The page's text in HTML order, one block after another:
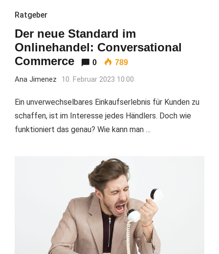
Ratgeber
Der neue Standard im
Onlinehandel: Conversational
Commerce
0 789
Ana Jimenez 10. Februar 2023 10:00
Ein unverwechselbares Einkaufserlebnis für Kunden zu
schaffen, ist im Interesse jedes Händlers. Doch wie
funktioniert das genau? Wie kann man …